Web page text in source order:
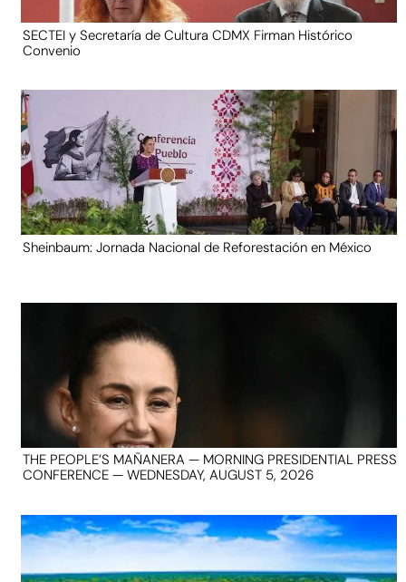
SECTEI y Secretaría de Cultura CDMX Firman Histórico
Convenio
Sheinbaum: Jornada Nacional de Reforestación en México
THE PEOPLE’S MAÑANERA — MORNING PRESIDENTIAL PRESS
CONFERENCE — WEDNESDAY, AUGUST 5, 2026